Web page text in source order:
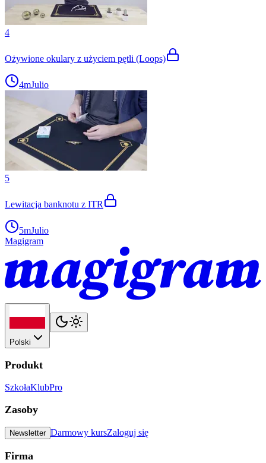
4
Ożywione okulary z użyciem pętli (Loops)
4mJulio
5
Lewitacja banknotu z ITR
5mJulio
Magigram
Polski
Produkt
SzkołaKlubPro
Zasoby
Newsletter Darmowy kursZaloguj się
Firma